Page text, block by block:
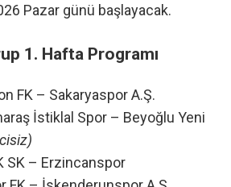
Pazar günü başlayacak.
1. Hafta Programı
FK – Sakaryaspor A.Ş.
İstiklal Spor – Beyoğlu Yeni
SK – Erzincanspor